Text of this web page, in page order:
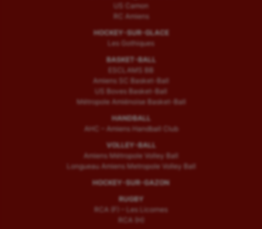
US Camon
RC Amiens
HOCKEY-SUR-GLACE
Les Gothiques
BASKET-BALL
ESCLAMS BB
Amiens SC Basket-Ball
US Boves Basket-Ball
Métropole Amiénoise Basket-Ball
HANDBALL
AHC – Amiens Handball Club
VOLLEY-BALL
Amiens Métropole Volley Ball
Longueau Amiens Metropole Volley Ball
HOCKEY-SUR-GAZON
RUGBY
RCA (F) – Les Licornes
RCA (H)